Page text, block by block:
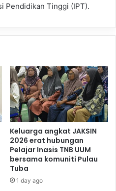
Pendidikan Tinggi (IPT).
Keluarga angkat JAKSIN
2026 erat hubungan
Pelajar Inasis TNB UUM
bersama komuniti Pulau
Tuba
1 day ago